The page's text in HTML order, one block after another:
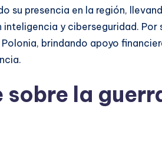
su presencia en la región,
y ciberseguridad. Por
brindando apoyo
sobre la